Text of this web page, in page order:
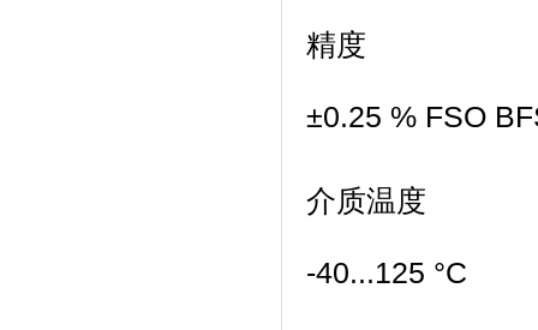
精度
±0.25 % FSO
介质温度
-40...125 °C